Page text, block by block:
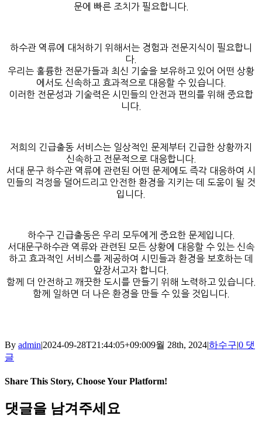
문에 빠른 조치가 필요합니다.
하수관 역류에 대처하기 위해서는 경험과 전문지식이 필요합니
다.
우리는 훌륭한 전문가들과 최신 기술을 보유하고 있어 어떤 상황
에서도 신속하고 효과적으로 대응할 수 있습니다.
이러한 전문성과 기술력은 시민들의 안전과 편의를 위해 중요합
니다.
저희의 긴급출동 서비스는 일상적인 문제부터 긴급한 상황까지
신속하고 전문적으로 대응합니다.
서대 문구 하수관 역류에 관련된 어떤 문제에도 즉각 대응하여 시
민들의 걱정을 덜어드리고 안전한 환경을 지키는 데 도움이 될 것
입니다.
하수구 긴급출동은 우리 모두에게 중요한 문제입니다.
서대문구하수관 역류와 관련된 모든 상황에 대응할 수 있는 신속
하고 효과적인 서비스를 제공하여 시민들과 환경을 보호하는 데
앞장서고자 합니다.
함께 더 안전하고 깨끗한 도시를 만들기 위해 노력하고 있습니다.
함께 일하면 더 나은 환경을 만들 수 있을 것입니다.
By admin|2024-09-28T21:44:05+09:009월 28th, 2024|하수구|0 댓
글
Share This Story, Choose Your Platform!
Facebook
X
Reddit
LinkedIn
Tumblr
Pinterest
Vk
이
메
댓글을 남겨주세요